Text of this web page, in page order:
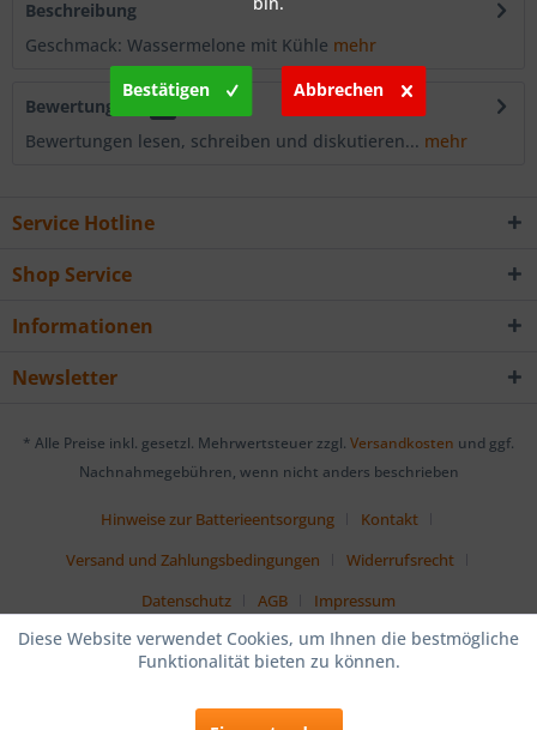
Beschreibung
Geschmack: Wassermelone mit Kühle mehr
Bewertungen
Bewertungen lesen, schreiben und diskutieren... mehr
Service Hotline
Shop Service
Informationen
Newsletter
* Alle Preise inkl. gesetzl. Mehrwertsteuer zzgl. Versandkosten und ggf.
Nachnahmegebühren, wenn nicht anders beschrieben
Hinweise zur Batterieentsorgung
Kontakt
Versand und Zahlungsbedingungen
Widerrufsrecht
Datenschutz
AGB Impressum
Diese Website verwendet Cookies, um Ihnen die bestmögliche
Funktionalität bieten zu können.
Bestätigen Abbrechen